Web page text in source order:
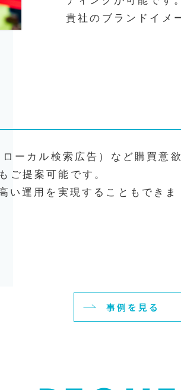
貴社のブランドイメ
ーカル検索広告）など購買意
ご提案可能です。
い運用を実現することもできま
事例を見る